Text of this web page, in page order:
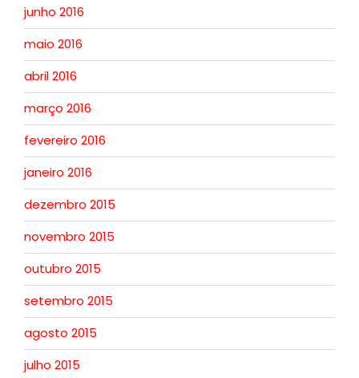
junho 2016
maio 2016
abril 2016
março 2016
fevereiro 2016
janeiro 2016
dezembro 2015
novembro 2015
outubro 2015
setembro 2015
agosto 2015
julho 2015